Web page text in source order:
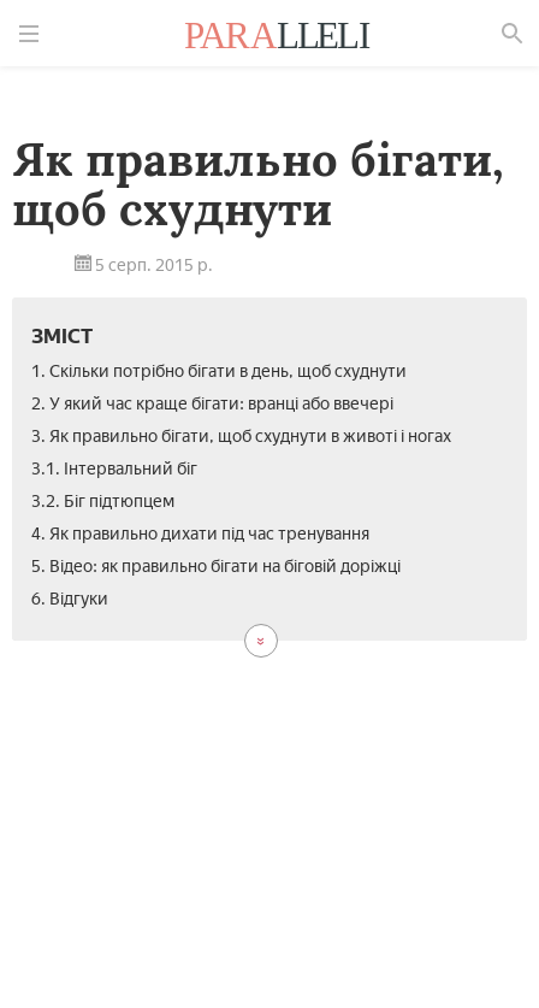
Як правильно бігати,
щоб схуднути
5 серп. 2015 р.
ЗМІСТ
1. Скільки потрібно бігати в день, щоб схуднути
2. У який час краще бігати: вранці або ввечері
3. Як правильно бігати, щоб схуднути в животі і ногах
3.1. Інтервальний біг
3.2. Біг підтюпцем
4. Як правильно дихати під час тренування
5. Відео: як правильно бігати на біговій доріжці
6. Відгуки